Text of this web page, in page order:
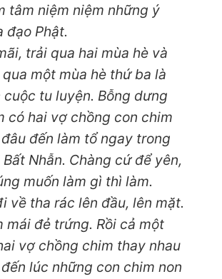
tâm niệm niệm những ý
đạo Phật.
trải qua hai mùa hè và
một mùa hè thứ ba là
tu luyện. Bỗng dưng
có hai vợ chồng con chim
đến làm tổ ngay trong
Nhẫn. Chàng cứ để yên,
muốn làm gì thì làm.
về tha rác lên đầu, lên mặt.
mái đẻ trứng. Rồi cả một
vợ chồng chim thay nhau
lúc những con chim non